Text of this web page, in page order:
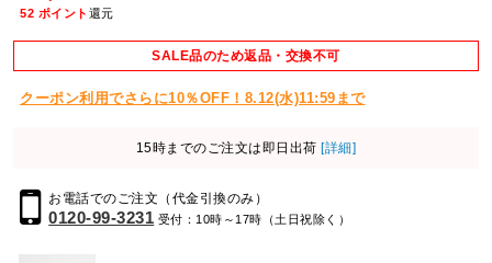
52 ポイント 還元
SALE品のため返品・交換不可
クーポン利用でさらに10％OFF！8.12(水)11:59まで
15時までのご注文は即日出荷 [詳細]
お電話でのご注文（代金引換のみ）
0120-99-3231 受付：10時～17時（土日祝除く）